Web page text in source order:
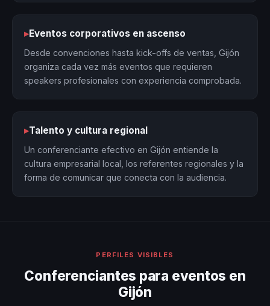
▸Eventos corporativos en ascenso
Desde convenciones hasta kick-offs de ventas, Gijón
organiza cada vez más eventos que requieren
speakers profesionales con experiencia comprobada.
▸Talento y cultura regional
Un conferenciante efectivo en Gijón entiende la
cultura empresarial local, los referentes regionales y la
forma de comunicar que conecta con la audiencia.
PERFILES VISIBLES
Conferenciantes para eventos en
Gijón